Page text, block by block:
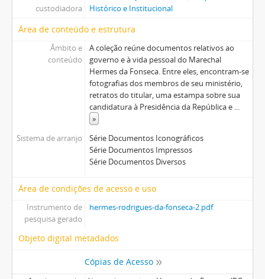
custodiadora
Histórico e Institucional
Área de conteúdo e estrutura
Âmbito e
conteúdo
A coleção reúne documentos relativos ao
governo e à vida pessoal do Marechal
Hermes da Fonseca. Entre eles, encontram-se
fotografias dos membros de seu ministério,
retratos do titular, uma estampa sobre sua
candidatura à Presidência da República e ...
»
Sistema de arranjo
Série Documentos Iconográficos
Série Documentos Impressos
Série Documentos Diversos
Área de condições de acesso e uso
Instrumento de
pesquisa gerado
hermes-rodrigues-da-fonseca-2.pdf
Objeto digital metadados
Cópias de Acesso